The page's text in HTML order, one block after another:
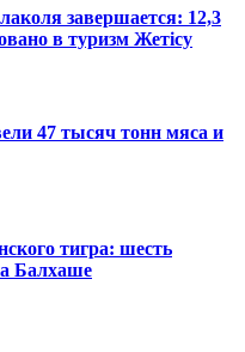
завершается: 12,3
в туризм Жетісу
47 тысяч тонн мяса и
тигра: шесть
Балхаше